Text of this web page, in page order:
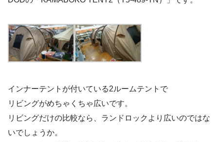
インナーテントが付いている2ルームテントで
リビングがめちゃくちゃ広いです。
リビングだけの比較なら、ランドロックより広いのではな
いでしょうか。